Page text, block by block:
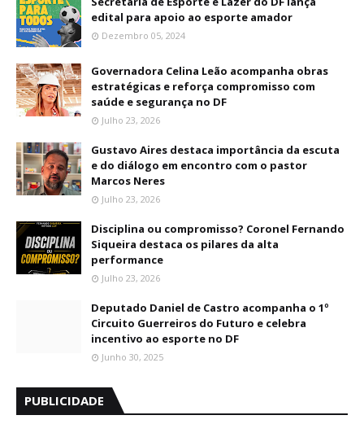
edital para apoio ao esporte amador
Dezembro 05, 2024
Governadora Celina Leão acompanha obras
estratégicas e reforça compromisso com
saúde e segurança no DF
Julho 23, 2026
Gustavo Aires destaca importância da escuta
e do diálogo em encontro com o pastor
Marcos Neres
Julho 23, 2026
Disciplina ou compromisso? Coronel Fernando
Siqueira destaca os pilares da alta
performance
Julho 23, 2026
Deputado Daniel de Castro acompanha o 1º
Circuito Guerreiros do Futuro e celebra
incentivo ao esporte no DF
Junho 30, 2025
PUBLICIDADE